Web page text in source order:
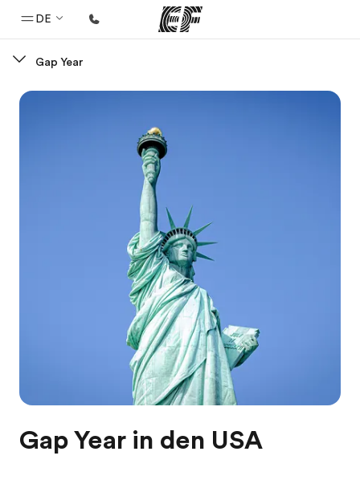
DE
Willkommen bei EF
Gap Year
Gap Year in den USA